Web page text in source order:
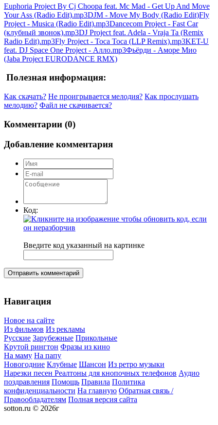
Euphoria Project By Cj Choopa feat. Mc Mad - Get Up And Move
Your Ass (Radio Edit).mp3DJM - Move My Body (Radio Edit)Fly
Project - Musica (Radio Edit).mp3Dancecom Project - Fast Car
(клубный звонок).mp3DJ Project feat. Adela - Vraja Ta (Remix
Radio Edit).mp3Fly Project - Toca Toca (LLP Remix).mp3KET-U
feat. DJ Space One Project - Алло.mp3Фьёрди - Аморе Мио
(Jaba Project EURODANCE RMX)
Полезная информация:
Как скачать? Не проигрывается мелодия? Как прослушать
мелодию? Файл не скачивается?
Комментарии (0)
Добавление комментария
Код:
Введите код указанный на картинке
Отправить комментарий
Навигация
Новое на сайте
Из фильмов Из рекламы
Русские Зарубежные Прикольные
Крутой рингтон Фразы из кино
На маму На папу
Новогодние Клубные Шансон Из ретро музыки
Нарезки песен Реалтоны для кнопочных телефонов Аудио
поздравления Помощь Правила Политика
конфиденциальности На главную Обратная связь /
Правообладателям Полная версия сайта
sotton.ru © 2026г